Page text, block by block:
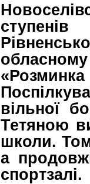
«Розминка
вільної
Тетяною
школи.
а
спортзалі.